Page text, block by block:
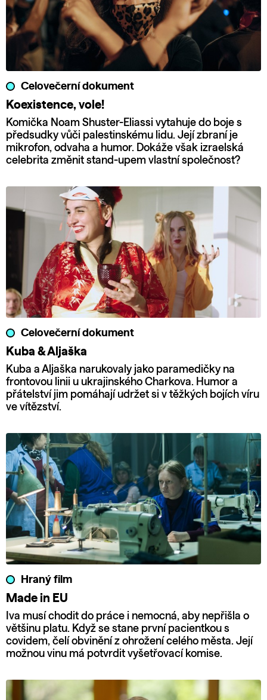
Celovečerní dokument
Koexistence, vole!
Komička Noam Shuster-Eliassi vytahuje do boje s
předsudky vůči palestinskému lidu. Její zbraní je
mikrofon, odvaha a humor. Dokáže však izraelská
celebrita změnit stand-upem vlastní společnost?
Celovečerní dokument
Kuba & Aljaška
Kuba a Aljaška narukovaly jako paramedičky na
frontovou linii u ukrajinského Charkova. Humor a
přátelství jim pomáhají udržet si v těžkých bojích víru
ve vítězství.
Hraný film
Made in EU
Iva musí chodit do práce i nemocná, aby nepřišla o
většinu platu. Když se stane první pacientkou s
covidem, čelí obvinění z ohrožení celého města. Její
možnou vinu má potvrdit vyšetřovací komise.